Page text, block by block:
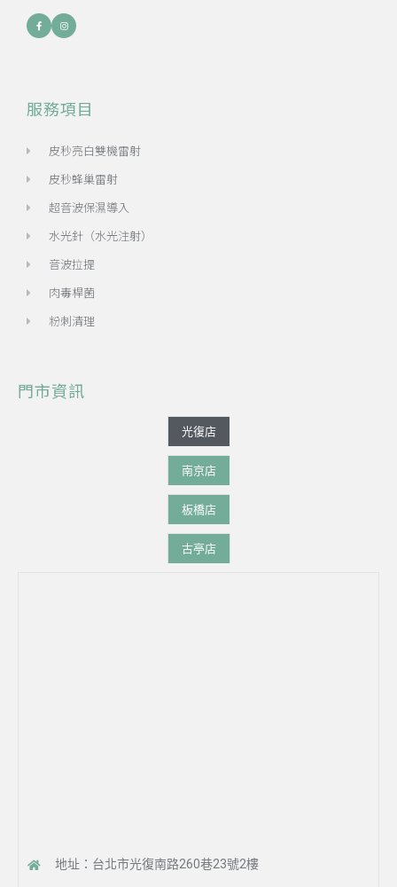
服務項目
皮秒亮白雙機雷射
皮秒蜂巢雷射
超音波保濕導入
水光針（水光注射）
音波拉提
肉毒桿菌
粉刺清理
門市資訊
光復店
南京店
板橋店
古亭店
地址：台北市光復南路260巷23號2樓